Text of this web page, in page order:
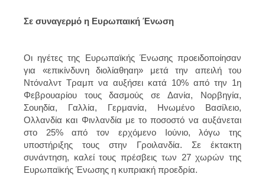
Σε συναγερμό η Ευρωπαική Ένωση
Οι ηγέτες της Ευρωπαϊκής Ένωσης προειδοποίησαν
για «επικίνδυνη διολίαθηαη» μετά την απειλή του
Ντόναλντ Τραμπ να αυξήσει κατά 10% από την 1η
Φεβρουαρίου τους δασμούς σεΔανία, Νορβηγία,
Σουηδία, Γαλλία, Γερμανία, Ηνωμένο Βασίλειο,
Ολλανδία και Φινλανδία με το ποσοστό να αυξάνεται
στο 25% από τον ερχόμενο Ιούνιο, λόγω της
υποστήριξης τους στην Γροιλανδία. Σε έκτακτη
συνάντηση, καλεί τουςπρέσβεις των 27 χωρών της
Ευρωπαϊκής Ένωσης η κυπριακή προεδρία.